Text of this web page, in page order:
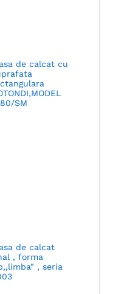
de calcat cu
SM
de calcat
, forma
, seria